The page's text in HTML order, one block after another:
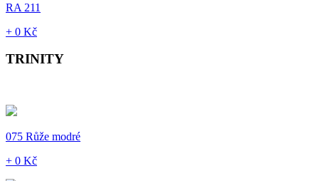
RA 211
+ 0 Kč
TRINITY
075 Růže modré
+ 0 Kč